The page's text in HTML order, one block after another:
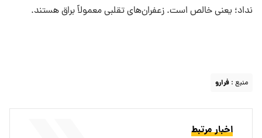
نداد؛ یعنی خالص است. زعفران‌های تقلبی معمولاً براق هستند.
منبع : فرارو
اخبار مرتبط